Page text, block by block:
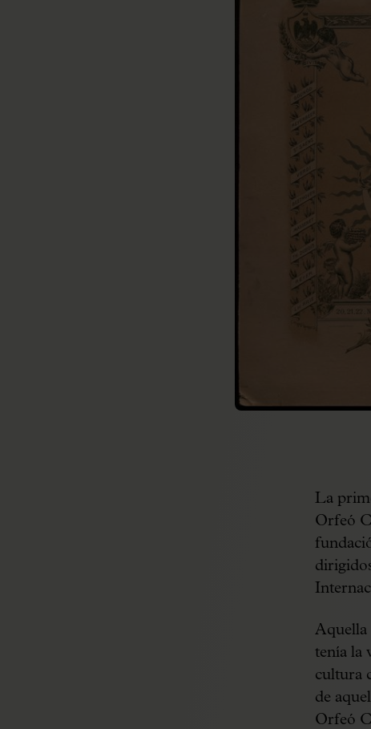
La
Orfeó
Aquella
tenía la
cultura
de
Orfeó